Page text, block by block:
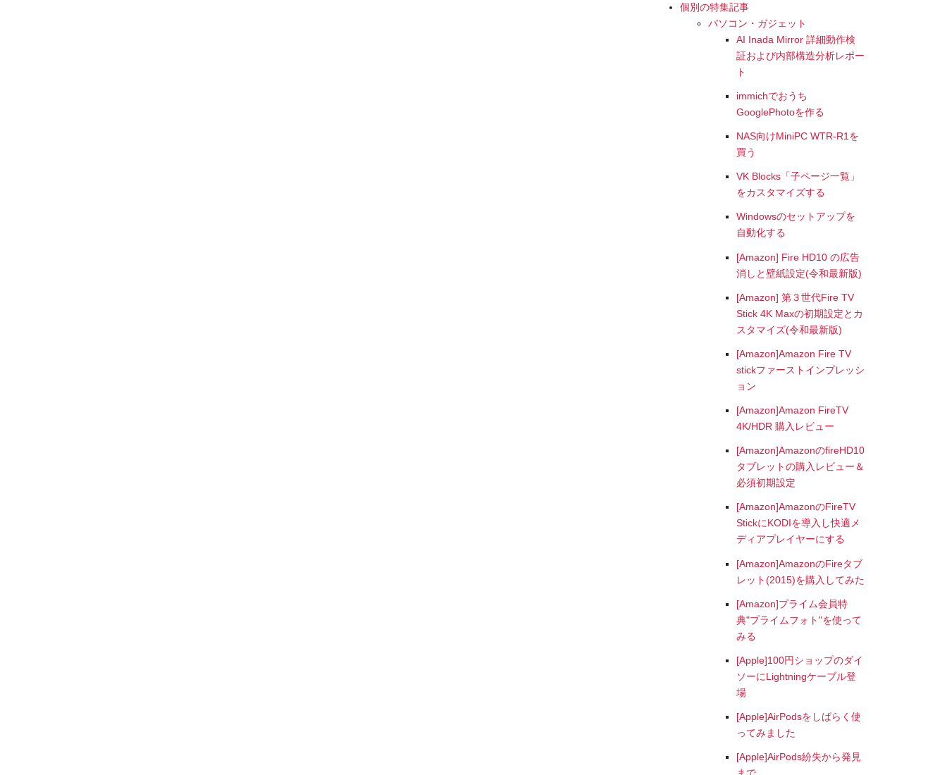
個別の特集記事
パソコン・ガジェット
AI Inada Mirror 詳細動作検
証および内部構造分析レポー
ト
immichでおうち
GooglePhotoを作る
NAS向けMiniPC WTR-R1を
買う
VK Blocks「子ページ一覧」
をカスタマイズする
Windowsのセットアップを
自動化する
[Amazon] Fire HD10 の広告
消しと壁紙設定(令和最新版)
[Amazon] 第３世代Fire TV
Stick 4K Maxの初期設定とカ
スタマイズ(令和最新版)
[Amazon]Amazon Fire TV
stickファーストインプレッシ
ョン
[Amazon]Amazon FireTV
4K/HDR 購入レビュー
[Amazon]AmazonのfireHD10
タブレットの購入レビュー＆
必須初期設定
[Amazon]AmazonのFireTV
StickにKODIを導入し快適メ
ディアプレイヤーにする
[Amazon]AmazonのFireタブ
レット(2015)を購入してみた
[Amazon]プライム会員特
典"プライムフォト"を使って
みる
[Apple]100円ショップのダイ
ソーにLightningケーブル登
場
[Apple]AirPodsをしばらく使
ってみました
[Apple]AirPods紛失から発見